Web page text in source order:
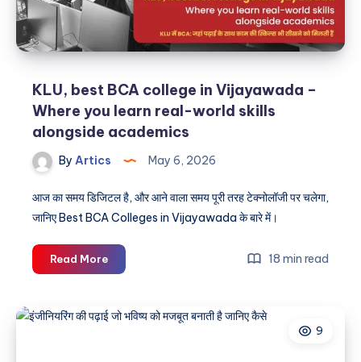
BTech
college
KLU, best BCA college in Vijayawada –
Where you learn real-world skills
alongside academics
By Artics May 6, 2026
आज का समय डिजिटल है, और आने वाला समय पूरी तरह टेक्नोलॉजी पर चलेगा,
जानिए Best BCA Colleges in Vijayawada के बारे में।
Read MoreKLU,
best
college
18 min read
9